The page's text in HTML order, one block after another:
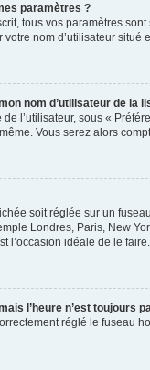
paramètres ?
tous vos paramètres
nom d’utilisateur situé
nom d’utilisateur de la
l’utilisateur, sous «
Vous serez alors
soit réglée sur un
Londres, Paris, New
l’occasion idéale de le faire.
l’heure n’est toujours
réglé le fuseau